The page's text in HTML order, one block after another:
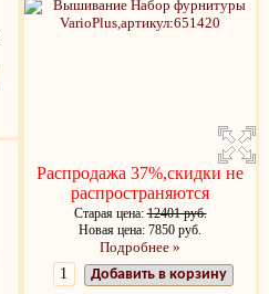
Распродажа 37%,скидки не
распространяются
Старая цена:12401 руб.
Новая цена: 7850 руб.
Подробнее »
Добавить в корзину